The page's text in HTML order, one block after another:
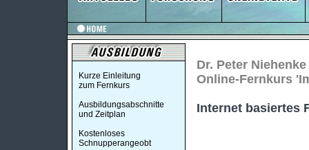
Kurze Einleitung
zum Fernkurs
Ausbildungsabschnitte
und Zeitplan
Kostenloses
Schnupperangeobt
Dr. Peter Niehenke
Online-Fernkurs
Internet basiertes